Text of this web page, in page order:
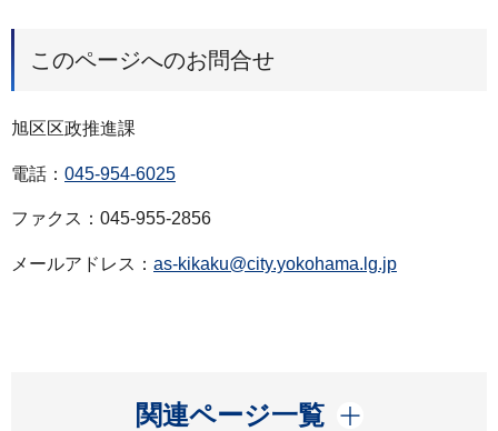
このページへのお問合せ
旭区区政推進課
電話： 045-954-6025
ファクス：045-955-2856
メールアドレス： as-kikaku@city.yokohama.lg.jp
関連ページ一覧
開く